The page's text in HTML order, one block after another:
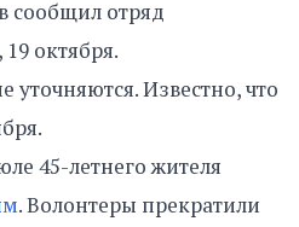
сообщил отряд
19 октября.
уточняются. Известно, что
45-летнего жителя
. Волонтеры прекратили